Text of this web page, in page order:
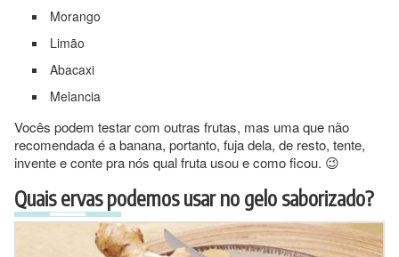
Morango
Limão
Abacaxi
Melancia
Vocês podem testar com outras frutas, mas uma que não
recomendada é a banana, portanto, fuja dela, de resto, tente,
invente e conte pra nós qual fruta usou e como ficou. 😉
Quais ervas podemos usar no gelo saborizado?